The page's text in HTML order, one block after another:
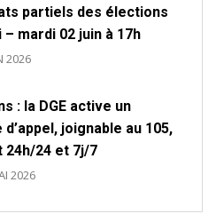
partiels des élections
– mardi 02 juin à 17h
2026
: la DGE active un
joignable au 105,
24h/24 et 7j/7
2026